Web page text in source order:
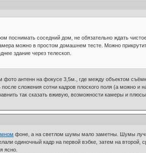
поснимать соседний дом, не обязательно ждать
можно в простом домашнем тесте. Можно
здание через телескоп.
антенн на фокусе 3,5м., где между объектом
сложения сотни кадров плоского поля (а можно
так сказать вживую, возможности камеры и
фоне, а на светлом шумы мало заметны. Шумы
одиночный кадр на первой вэбке, затем на
ясно.